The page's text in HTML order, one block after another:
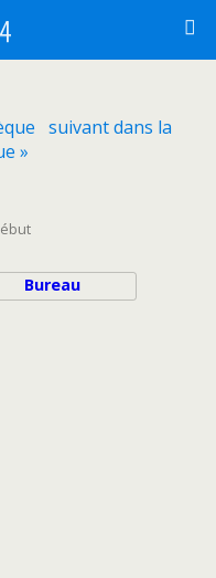
suivant dans la
»
Bureau